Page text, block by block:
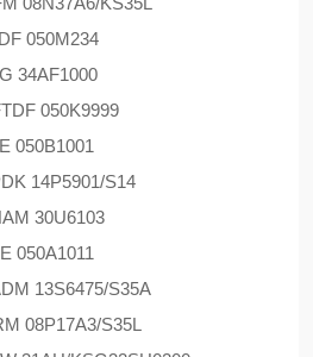
050M234
34AF1000
050K9999
050B1001
14P5901/S14
30U6103
050A1011
13S6475/S35A
08P17A3/S35L